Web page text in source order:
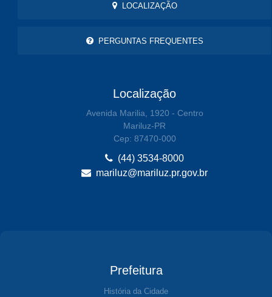
LOCALIZAÇÃO
PERGUNTAS FREQUENTES
Localização
Avenida Marilia, 1920 - Centro
Mariluz-PR
Cep: 87470-000
(44) 3534-8000
mariluz@mariluz.pr.gov.br
Prefeitura
História da Cidade